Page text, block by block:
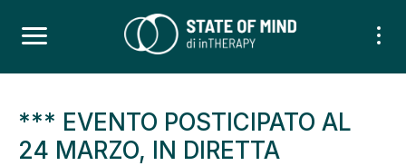
*** EVENTO POSTICIPATO AL
24 MARZO, IN DIRETTA